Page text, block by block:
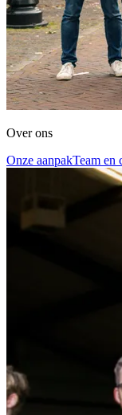
Over ons
Onze aanpakTeam en